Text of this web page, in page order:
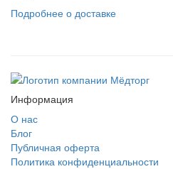
Подробнее о доставке
Информация
О нас
Блог
Публичная оферта
Политика конфиденциальности